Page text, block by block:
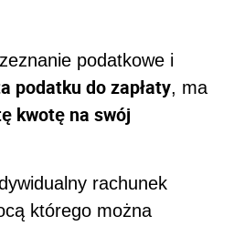
podatkowe i
podatku do zapłaty, ma
kwotę na swój
rachunek
którego można